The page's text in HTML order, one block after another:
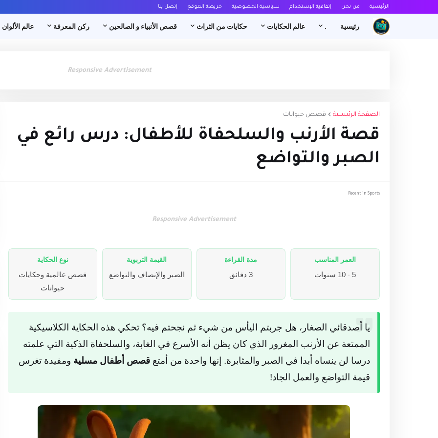
الرئيسية من نحن إتفاقية الإستخدام سياسية الخصوصية خريطة الموقع إتصل بنا
رئيسية . عالم الحكايات حكايات من الثراث قصص الأنبياء و الصالحين ركن المعرفة عالم الألوان
Responsive Advertisement
الصفحة الرئيسية قصص حيوانات
قصة الأرنب والسلحفاة للأطفال: درس رائع في
الصبر والتواضع
Recent in Sports
Responsive Advertisement
العمر المناسب
5 - 10 سنوات
مدة القراءة
3 دقائق
القيمة التربوية
الصبر والإنصاف والتواضع
نوع الحكاية
قصص عالمية وحكايات
حيوانات
يا أصدقائي الصغار، هل جربتم اليأس من شيء ثم نجحتم فيه؟ تحكي هذه الحكاية الكلاسيكية
الممتعة عن الأرنب المغرور الذي كان يظن أنه الأسرع في الغابة، والسلحفاة الذكية التي علمته
درسا لن ينساه أبدا في الصبر والمثابرة. إنها واحدة من أمتعقصص أطفال مسلية ومفيدة تغرس
قيمة التواضع والعمل الجاد!